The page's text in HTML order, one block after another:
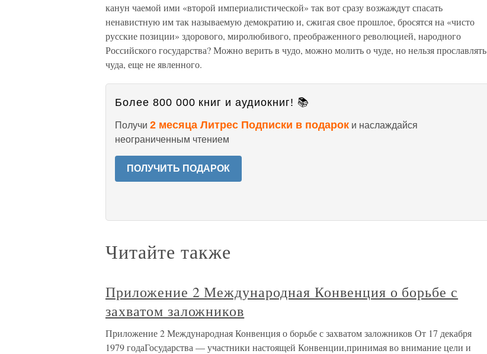
канун чаемой ими «второй империалистической» так вот сразу возжаждут спасать
ненавистную им так называемую демократию и, сжигая свое прошлое, бросятся на «чисто
русские позиции» здорового, миролюбивого, преображенного революцией, народного
Российского государства? Можно верить в чудо, можно молить о чуде, но нельзя прославлять
чуда, еще не явленного.
Более 800 000 книг и аудиокниг! 📚
Получи 2 месяца Литрес Подписки в подарок и наслаждайся
неограниченным чтением
ПОЛУЧИТЬ ПОДАРОК
Читайте также
Приложение 2 Международная Конвенция о борьбе с
захватом заложников
Приложение 2 Международная Конвенция о борьбе с захватом заложников От 17 декабря
1979 годаГосударства — участники настоящей Конвенции,принимая во внимание цели и